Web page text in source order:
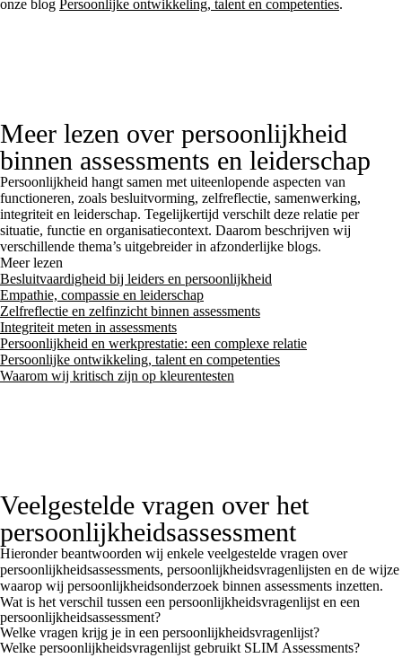
onze blog Persoonlijke ontwikkeling, talent en competenties.
Meer lezen over persoonlijkheid
binnen assessments en leiderschap
Persoonlijkheid hangt samen met uiteenlopende aspecten van
functioneren, zoals besluitvorming, zelfreflectie, samenwerking,
integriteit en leiderschap. Tegelijkertijd verschilt deze relatie per
situatie, functie en organisatiecontext. Daarom beschrijven wij
verschillende thema’s uitgebreider in afzonderlijke blogs.
Meer lezen
Besluitvaardigheid bij leiders en persoonlijkheid
Empathie, compassie en leiderschap
Zelfreflectie en zelfinzicht binnen assessments
Integriteit meten in assessments
Persoonlijkheid en werkprestatie: een complexe relatie
Persoonlijke ontwikkeling, talent en competenties
Waarom wij kritisch zijn op kleurentesten
Veelgestelde vragen over het
persoonlijkheidsassessment
Hieronder beantwoorden wij enkele veelgestelde vragen over
persoonlijkheidsassessments, persoonlijkheidsvragenlijsten en de wijze
waarop wij persoonlijkheidsonderzoek binnen assessments inzetten.
Wat is het verschil tussen een persoonlijkheidsvragenlijst en een
persoonlijkheidsassessment?
Welke vragen krijg je in een persoonlijkheidsvragenlijst?
Welke persoonlijkheidsvragenlijst gebruikt SLIM Assessments?